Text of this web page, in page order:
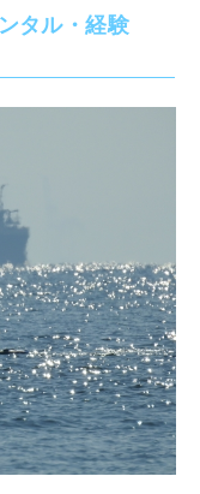
タル・経験